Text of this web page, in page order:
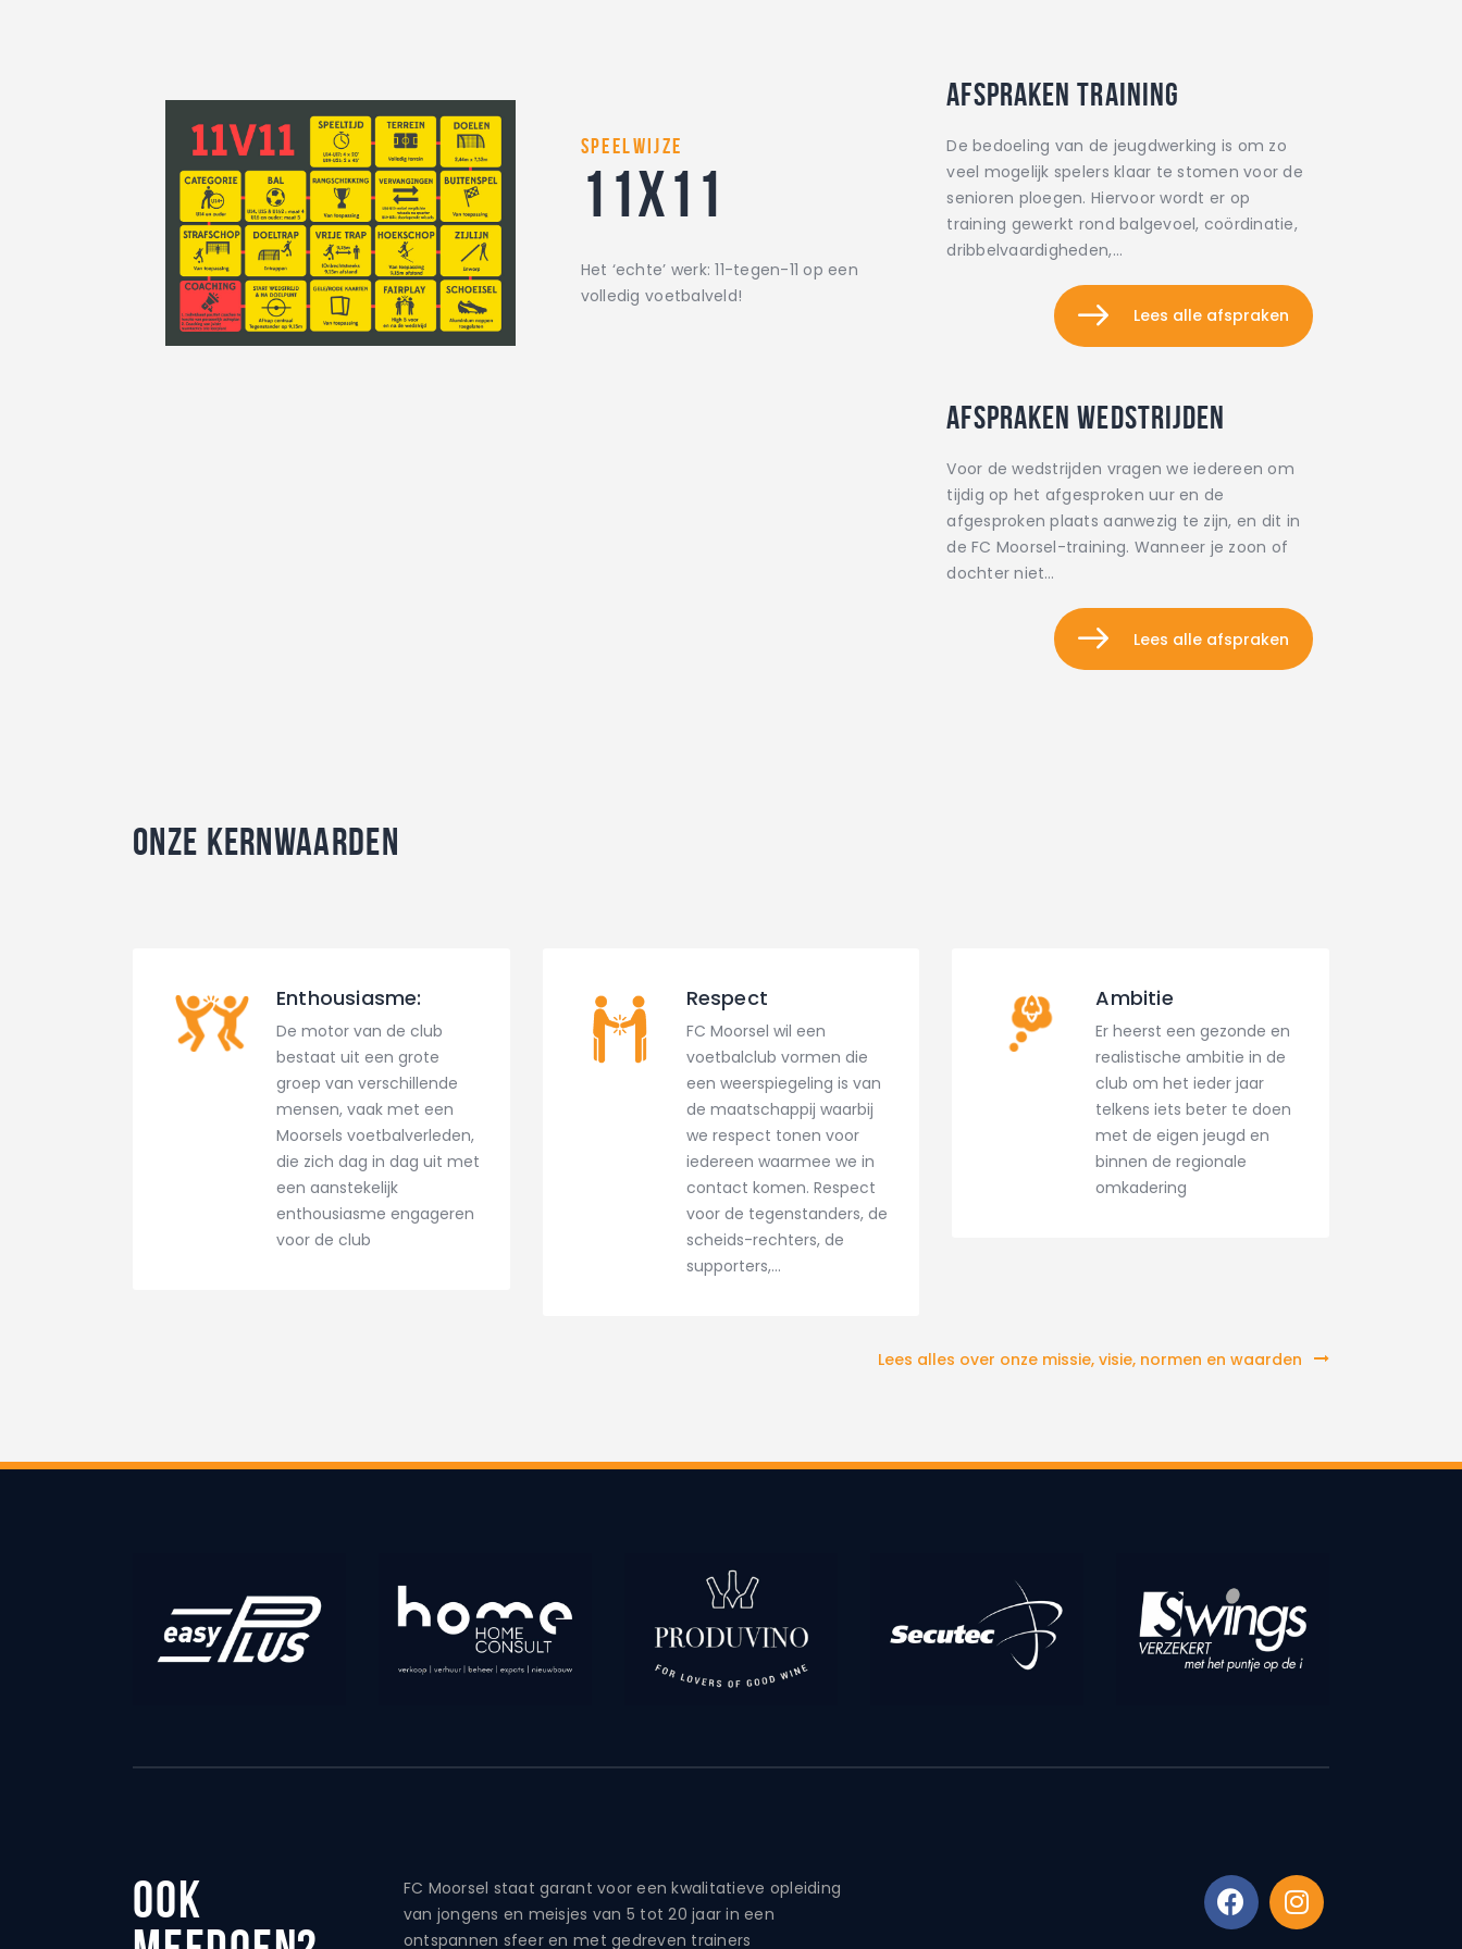
SPEELWIJZE
11X11
Het ‘echte’ werk: 11-tegen-11 op een
volledig voetbalveld!
Afspraken training
De bedoeling van de jeugdwerking is om zo
veel mogelijk spelers klaar te stomen voor de
senioren ploegen. Hiervoor wordt er op
training gewerkt rond balgevoel, coördinatie,
dribbelvaardigheden,…
Lees alle afspraken
Afspraken wedstrijden
Voor de wedstrijden vragen we iedereen om
tijdig op het afgesproken uur en de
afgesproken plaats aanwezig te zijn, en dit in
de FC Moorsel-training. Wanneer je zoon of
dochter niet…
Lees alle afspraken
Onze kernwaarden
Enthousiasme:
De motor van de club
bestaat uit een grote
groep van verschillende
mensen, vaak met een
Moorsels voetbalverleden,
die zich dag in dag uit met
een aanstekelijk
enthousiasme engageren
voor de club
Respect
FC Moorsel wil een
voetbalclub vormen die
een weerspiegeling is van
de maatschappij waarbij
we respect tonen voor
iedereen waarmee we in
contact komen. Respect
voor de tegenstanders, de
scheids-rechters, de
supporters,...
Ambitie
Er heerst een gezonde en
realistische ambitie in de
club om het ieder jaar
telkens iets beter te doen
met de eigen jeugd en
binnen de regionale
omkadering
Lees alles over onze missie, visie, normen en waarden
Ook
FC Moorsel staat garant voor een kwalitatieve opleiding
van jongens en meisjes van 5 tot 20 jaar in een
ontspannen sfeer en met gedreven trainers